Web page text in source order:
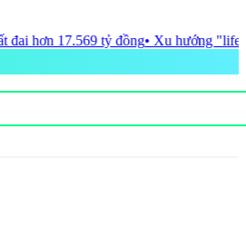
hướng "lifestyle destination" mở ra